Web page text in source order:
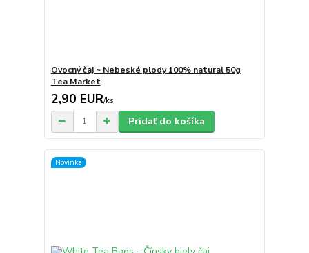
Ovocný čaj ~ Nebeské plody 100% natural 50g
Tea Market
2,90 EUR/ks
Pridať do košíka
Novinka